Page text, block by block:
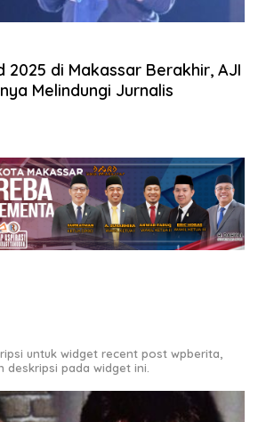
2025 di Makassar Berakhir, AJI
Melindungi Jurnalis
untuk widget recent post wpberita,
deskripsi pada widget ini.